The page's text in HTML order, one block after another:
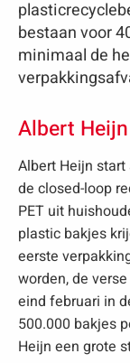
bestaan voor
minimaal de
Albert
Albert Heijn
de closed-loop
PET uit
plastic bakjes
eerste
worden, de
eind februari in
500.000 bakjes
Heijn een grote